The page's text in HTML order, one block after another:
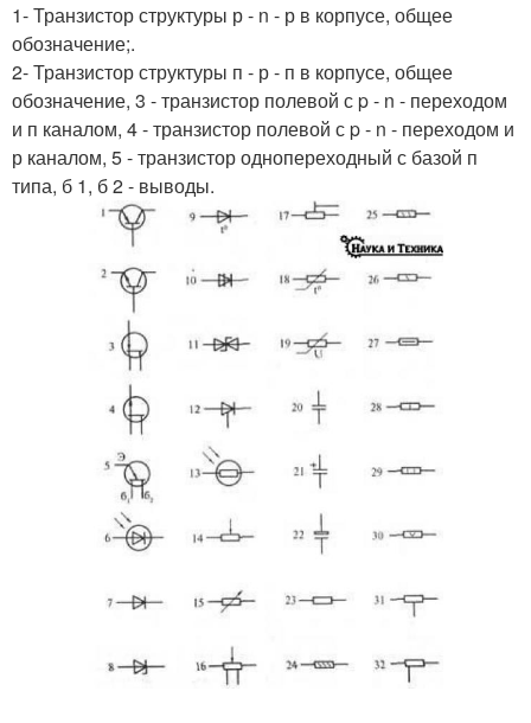
1- Транзистор структуры р - n - р в корпусе, общее
обозначение;.
2- Транзистор структуры п - р - п в корпусе, общее
обозначение, 3 - транзистор полевой с p - n - переходом
и п каналом, 4 - транзистор полевой с p - n - переходом и
р каналом, 5 - транзистор однопереходный с базой п
типа, б 1, б 2 - выводы.